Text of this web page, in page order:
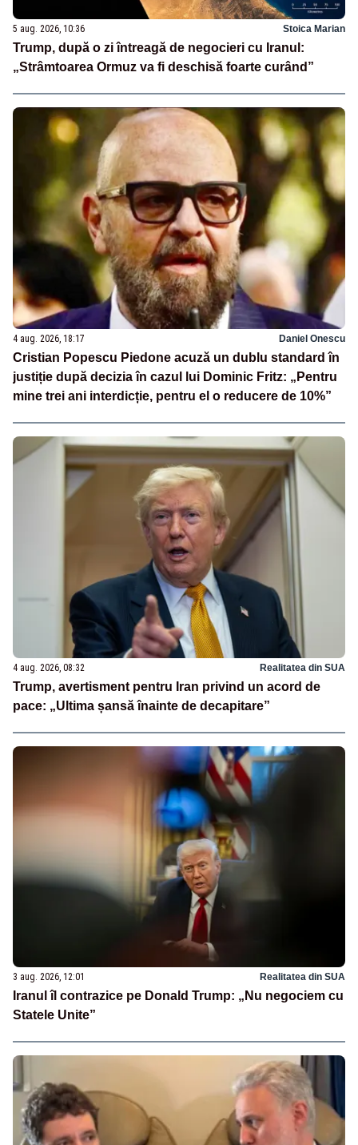
5 aug. 2026, 10:36 Stoica Marian
Trump, după o zi întreagă de negocieri cu Iranul:
„Strâmtoarea Ormuz va fi deschisă foarte curând”
4 aug. 2026, 18:17 Daniel Onescu
Cristian Popescu Piedone acuză un dublu standard în
justiție după decizia în cazul lui Dominic Fritz: „Pentru
mine trei ani interdicție, pentru el o reducere de 10%”
4 aug. 2026, 08:32 Realitatea din SUA
Trump, avertisment pentru Iran privind un acord de
pace: „Ultima șansă înainte de decapitare”
3 aug. 2026, 12:01 Realitatea din SUA
Iranul îl contrazice pe Donald Trump: „Nu negociem cu
Statele Unite”